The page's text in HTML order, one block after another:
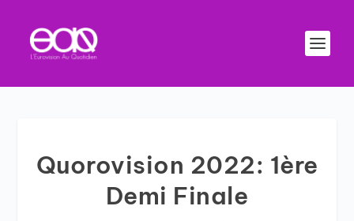
Quorovision 2022: 1ère
Demi Finale